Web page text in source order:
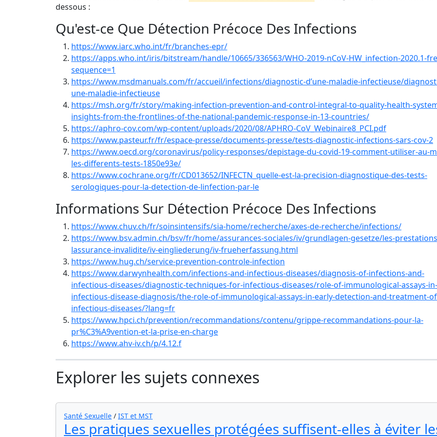
dessous :
Qu'est-ce Que Détection Précoce Des Infections
https://www.iarc.who.int/fr/branches-epr/
https://apps.who.int/iris/bitstream/handle/10665/336563/WHO-2019-nCoV-HW_infection-2020.1-
sequence=1
https://www.msdmanuals.com/fr/accueil/infections/diagnostic-d’une-maladie-infectieuse/
une-maladie-infectieuse
https://msh.org/fr/story/making-infection-prevention-and-control-integral-to-quality-health-
insights-from-the-frontlines-of-the-national-pandemic-response-in-13-countries/
https://aphro-cov.com/wp-content/uploads/2020/08/APHRO-CoV_Webinaire8_PCI.pdf
https://www.pasteur.fr/fr/espace-presse/documents-presse/tests-diagnostic-infections-sars-cov-2
https://www.oecd.org/coronavirus/policy-responses/depistage-du-covid-19-comment-utiliser-au-
les-differents-tests-1850e93e/
https://www.cochrane.org/fr/CD013652/INFECTN_quelle-est-la-precision-diagnostique-des-tests-
serologiques-pour-la-detection-de-linfection-par-le
Informations Sur Détection Précoce Des Infections
https://www.chuv.ch/fr/soinsintensifs/sia-home/recherche/axes-de-recherche/infections/
https://www.bsv.admin.ch/bsv/fr/home/assurances-sociales/iv/grundlagen-gesetze/les-
lassurance-invalidite/iv-eingliederung/iv-frueherfassung.html
https://www.hug.ch/service-prevention-controle-infection
https://www.darwynhealth.com/infections-and-infectious-diseases/diagnosis-of-infections-and-
infectious-diseases/diagnostic-techniques-for-infectious-diseases/role-of-immunological-assays-in-
infectious-disease-diagnosis/the-role-of-immunological-assays-in-early-detection-and-treatment-
infectious-diseases/?lang=fr
https://www.hpci.ch/prevention/recommandations/contenu/grippe-recommandations-pour-la-
pr%C3%A9vention-et-la-prise-en-charge
https://www.ahv-iv.ch/p/4.12.f
Explorer les sujets connexes
Santé Sexuelle / IST et MST
Les pratiques sexuelles protégées suffisent-elles à éviter